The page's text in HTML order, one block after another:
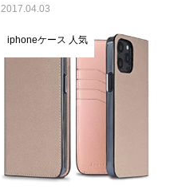
2017.04.03
iphoneケース 人気